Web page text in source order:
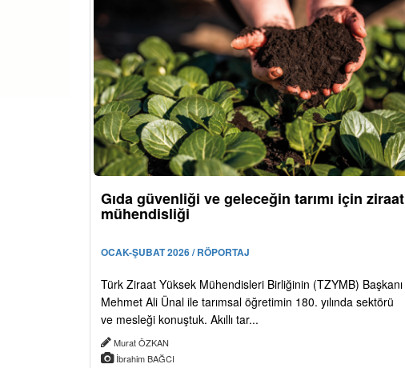
Gıda güvenliği ve geleceğin tarımı için ziraat
mühendisliği
OCAK-ŞUBAT 2026 / RÖPORTAJ
Türk Ziraat Yüksek Mühendisleri Birliğinin (TZYMB) Başkanı
Mehmet Ali Ünal ile tarımsal öğretimin 180. yılında sektörü
ve mesleği konuştuk. Akıllı tar...
Murat ÖZKAN
İbrahim BAĞCI